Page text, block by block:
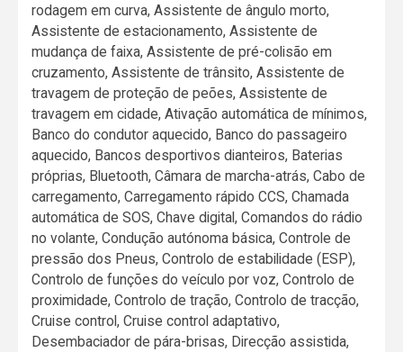
rodagem em curva, Assistente de ângulo morto,
Assistente de estacionamento, Assistente de
mudança de faixa, Assistente de pré-colisão em
cruzamento, Assistente de trânsito, Assistente de
travagem de proteção de peões, Assistente de
travagem em cidade, Ativação automática de mínimos,
Banco do condutor aquecido, Banco do passageiro
aquecido, Bancos desportivos dianteiros, Baterias
próprias, Bluetooth, Câmara de marcha-atrás, Cabo de
carregamento, Carregamento rápido CCS, Chamada
automática de SOS, Chave digital, Comandos do rádio
no volante, Condução autónoma básica, Controle de
pressão dos Pneus, Controlo de estabilidade (ESP),
Controlo de funções do veículo por voz, Controlo de
proximidade, Controlo de tração, Controlo de tracção,
Cruise control, Cruise control adaptativo,
Desembaciador de pára-brisas, Direcção assistida,